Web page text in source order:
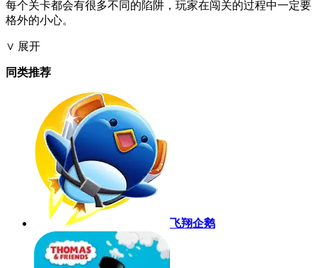
每个关卡都会有很多不同的陷阱，玩家在闯关的过程中一定要
格外的小心。
∨ 展开
同类推荐
飞翔企鹅